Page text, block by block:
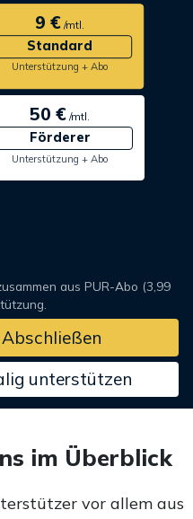
9 €/mtl.
Standard
Unterstützung + Abo
50 € /mtl.
Förderer
Unterstützung + Abo
aus PUR-Abo (3,99
unterstützen
im Überblick
vor allem aus